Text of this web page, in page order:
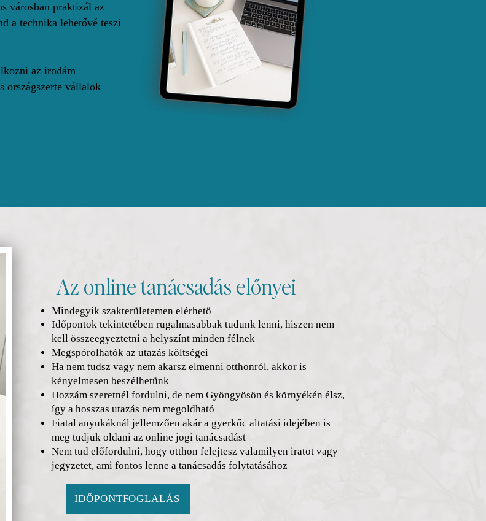
városban praktizál az
a technika lehetővé teszi
az irodám
országszerte vállalok
Az online tanácsadás előnyei
Mindegyik szakterületemen elérhető
Időpontok tekintetében rugalmasabbak tudunk lenni, hiszen nem
kell összeegyeztetni a helyszínt minden félnek
Megspórolhatók az utazás költségei
Ha nem tudsz vagy nem akarsz elmenni otthonról, akkor is
kényelmesen beszélhetünk
Hozzám szeretnél fordulni, de nem Gyöngyösön és környékén élsz,
így a hosszas utazás nem megoldható
Fiatal anyukáknál jellemzően akár a gyerkőc altatási idejében is
meg tudjuk oldani az online jogi tanácsadást
Nem tud előfordulni, hogy otthon felejtesz valamilyen iratot vagy
jegyzetet, ami fontos lenne a tanácsadás folytatásához
IDŐPONTFOGLALÁS